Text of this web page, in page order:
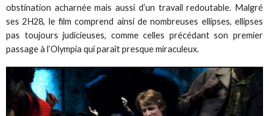
obstination acharnée mais aussi d’un travail redoutable. Malgré
ses 2H28, le film comprend ainsi de nombreuses ellipses, ellipses
pas toujours judicieuses, comme celles précédant son premier
passage à l’Olympia qui paraît presque miraculeux.